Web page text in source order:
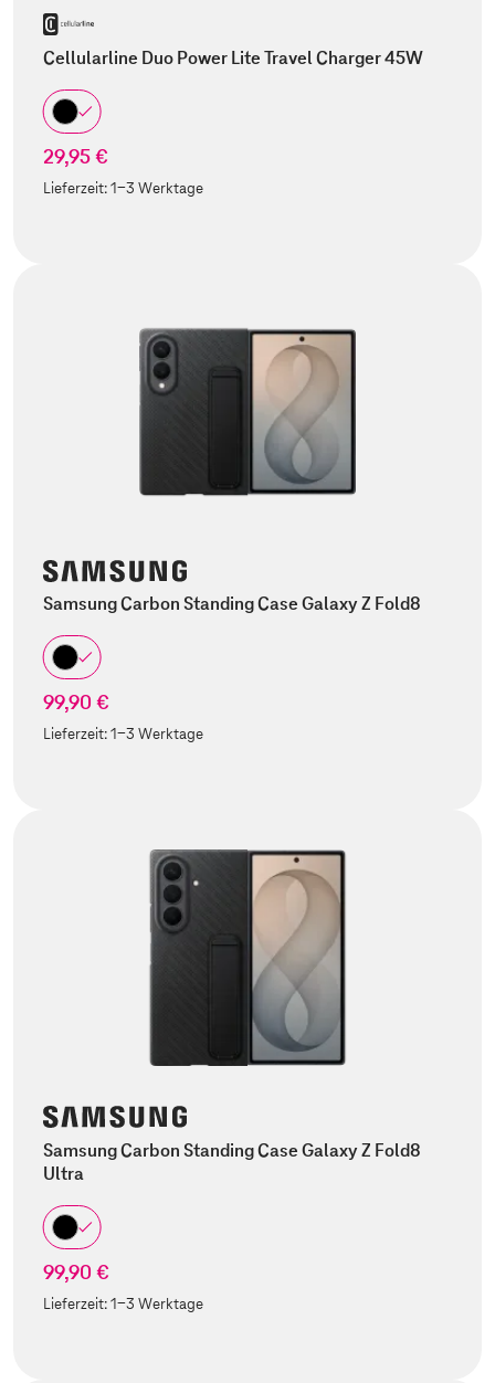
Cellularline Duo Power Lite Travel Charger 45W
29,95 €
Lieferzeit:1-3 Werktage
Samsung Carbon Standing Case Galaxy Z Fold8
99,90 €
Lieferzeit:1-3 Werktage
Samsung Carbon Standing Case Galaxy Z Fold8
Ultra
99,90 €
Lieferzeit:1-3 Werktage